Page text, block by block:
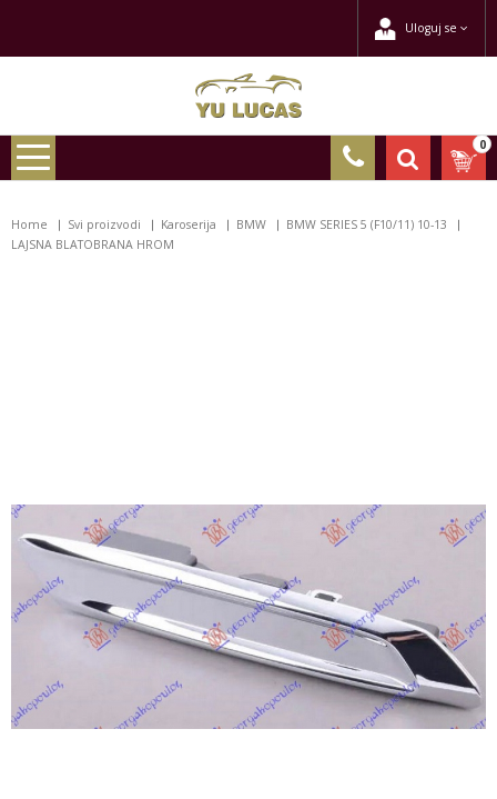
Uloguj se
0
Home Svi proizvodi Karoserija BMW
BMW SERIES 5 (F10/11) 10-13
LAJSNA BLATOBRANA HROM